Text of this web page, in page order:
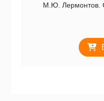
М.Ю. Лермонтов.